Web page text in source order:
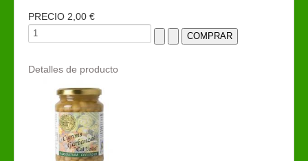
PRECIO 2,00 €
Detalles de producto